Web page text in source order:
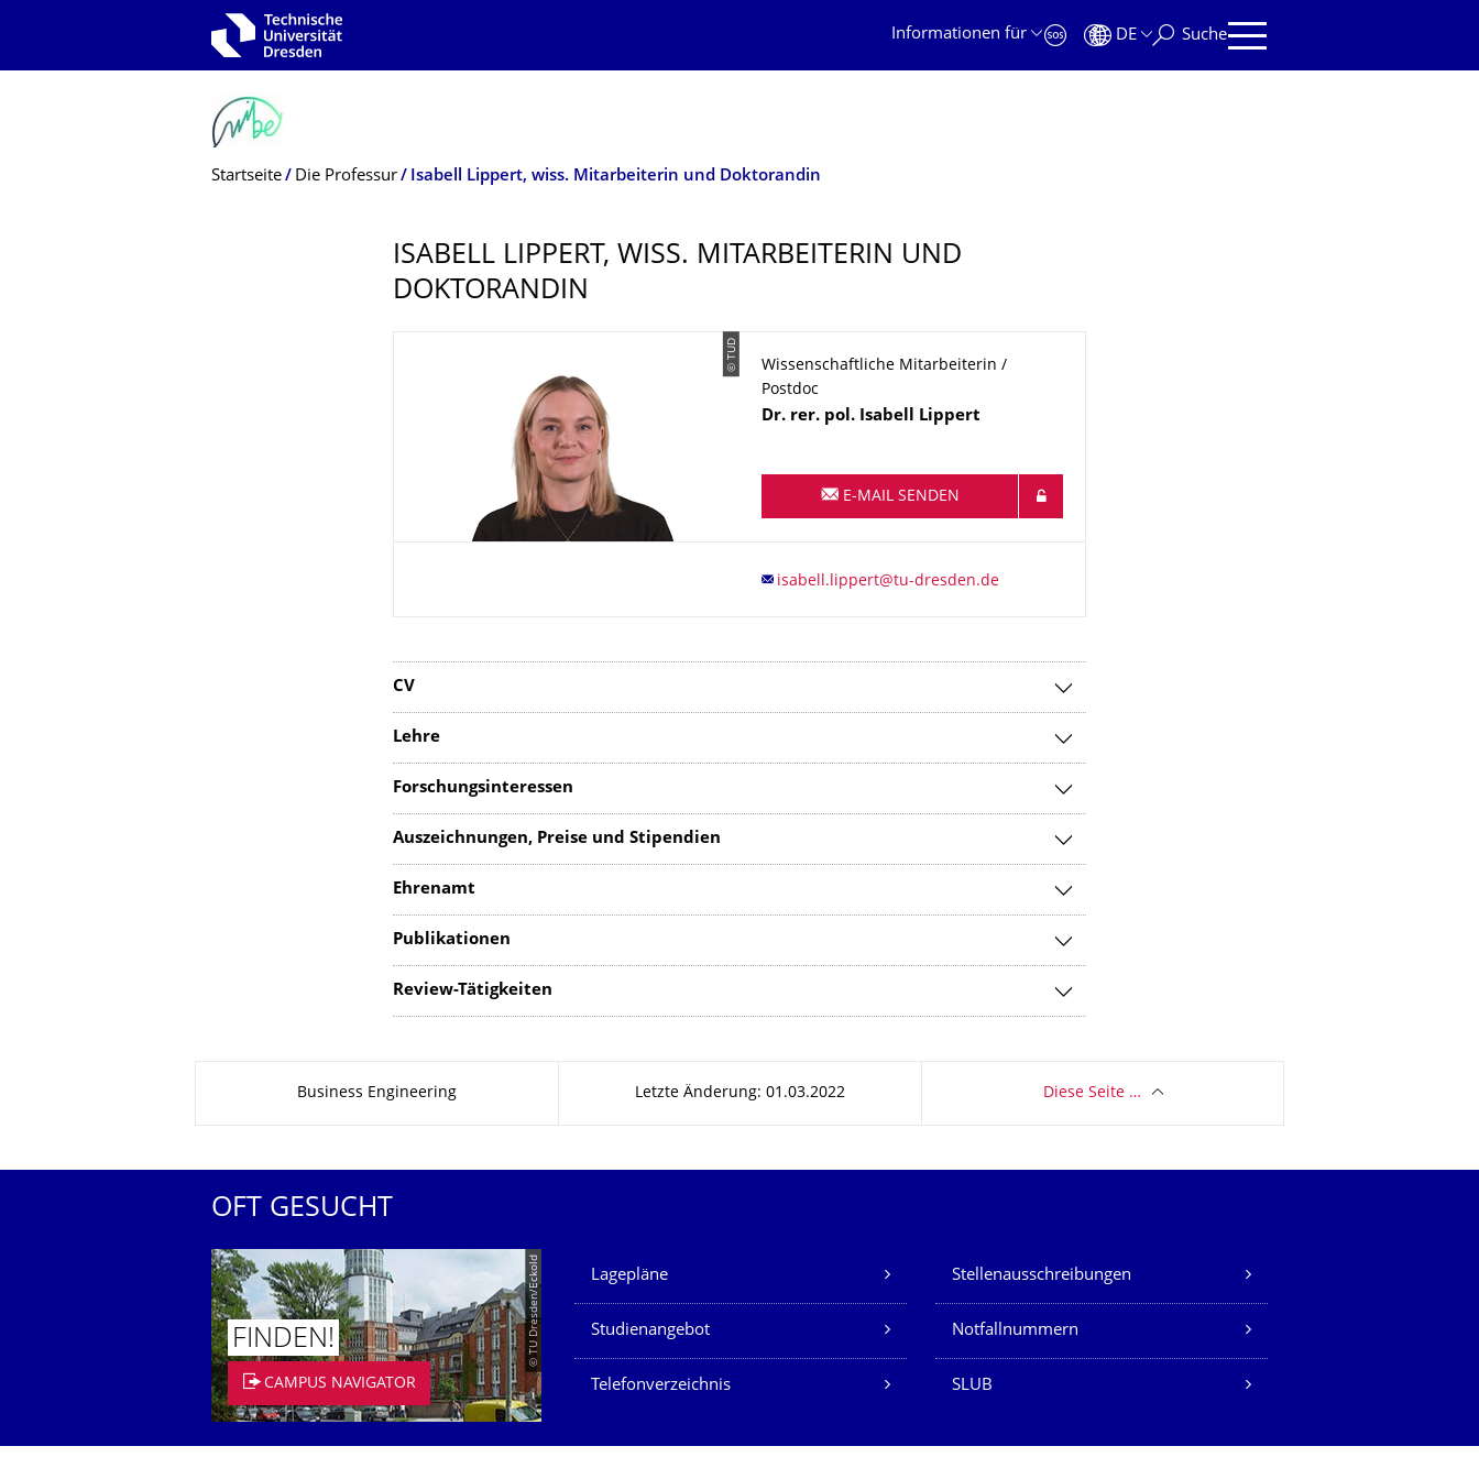
Zur Hauptnavigation springen
Informationen für
DE Suche
Breadcrumb-Menü
Startseite Die Professur Isabell Lippert, wiss. Mitarbeiterin und Doktorandin
ISABELL LIPPERT, WISS. MITARBEITERIN UND
DOKTORANDIN
© TUD
Wissenschaftliche Mitarbeiterin /
Postdoc
Name
Dr. rer. pol. Isabell Lippert
E-MAIL SENDEN
CV
Lehre
Forschungsinteressen
Auszeichnungen, Preise und Stipendien
Ehrenamt
Publikationen
Review-Tätigkeiten
Business Engineering Letzte Änderung: 01.03.2022 Diese Seite …
OFT GESUCHT
© TU Dresden/Eckold
FINDEN!
CAMPUS NAVIGATOR
Unsere Dienste
Lagepläne Stellenausschreibungen
Studienangebot Notfallnummern
Telefonverzeichnis SLUB